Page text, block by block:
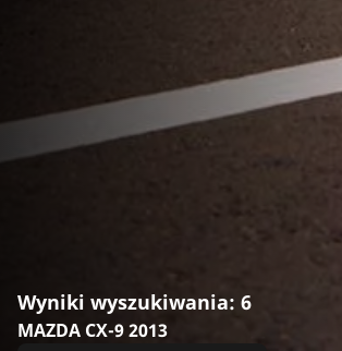
Wyniki wyszukiwania: 6
MAZDA CX-9 2013